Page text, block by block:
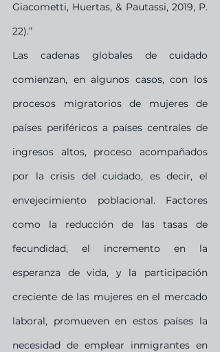
Giacometti, Huertas, & Pautassi, 2019, P.
22).”
Las cadenas globales de cuidado
comienzan, en algunos casos, con los
procesos migratorios de mujeres de
países periféricos a países centrales de
ingresos altos, proceso acompañados
por la crisis del cuidado, es decir, el
envejecimiento poblacional. Factores
como la reducción de las tasas de
fecundidad, el incremento en la
esperanza de vida, y la participación
creciente de las mujeres en el mercado
laboral, promueven en estos países la
necesidad de emplear inmigrantes en